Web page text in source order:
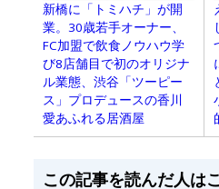
新橋に「トミハチ」が開
業。30歳若手オーナー、
FC加盟で飲食ノウハウ学
び8店舗目で初のオリジナ
ル業態、渋谷「ツーピー
ス」プロデュースの香川
愛あふれる居酒屋
この記事を読んだ人は